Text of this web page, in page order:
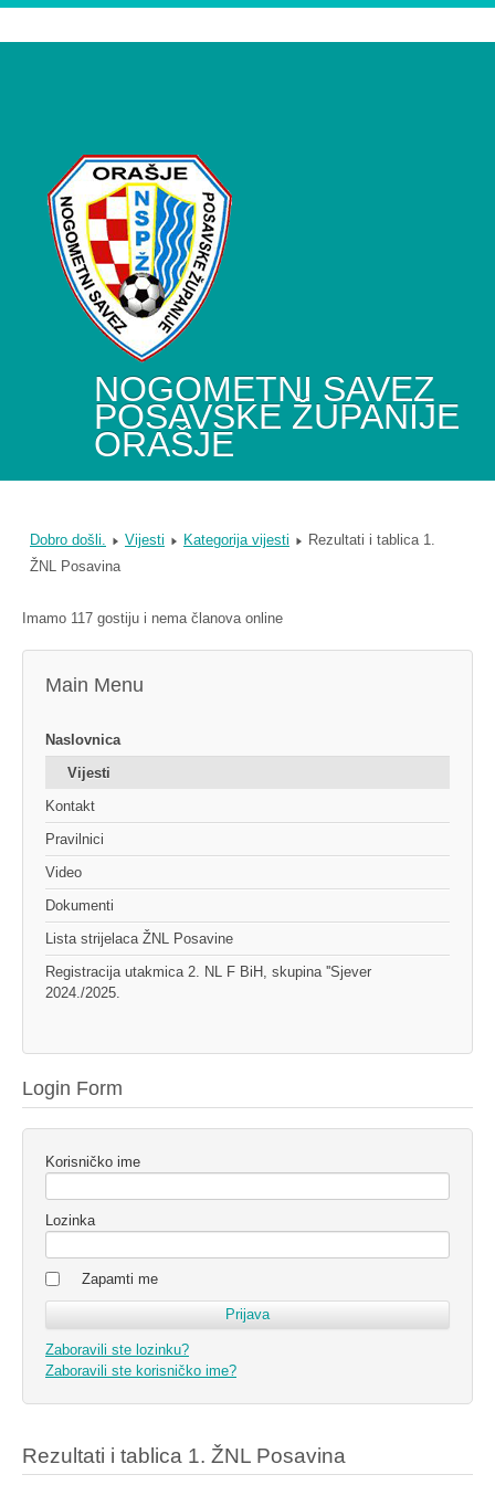
NOGOMETNI SAVEZ
POSAVSKE ŽUPANIJE
ORAŠJE
Dobro došli. Vijesti Kategorija vijesti
Rezultati i tablica 1.
ŽNL Posavina
Imamo 117 gostiju i nema članova online
Main Menu
Naslovnica
Vijesti
Kontakt
Pravilnici
Video
Dokumenti
Lista strijelaca ŽNL Posavine
Registracija utakmica 2. NL F BiH, skupina ''Sjever
2024./2025.
Login Form
Korisničko ime
Lozinka
Zapamti me
Zaboravili ste lozinku?
Zaboravili ste korisničko ime?
Rezultati i tablica 1. ŽNL Posavina